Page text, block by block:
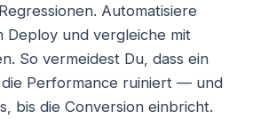
Automatisiere
Deploy und vergleiche mit
So vermeidest Du, dass ein
Performance ruiniert — und
bis die Conversion einbricht.